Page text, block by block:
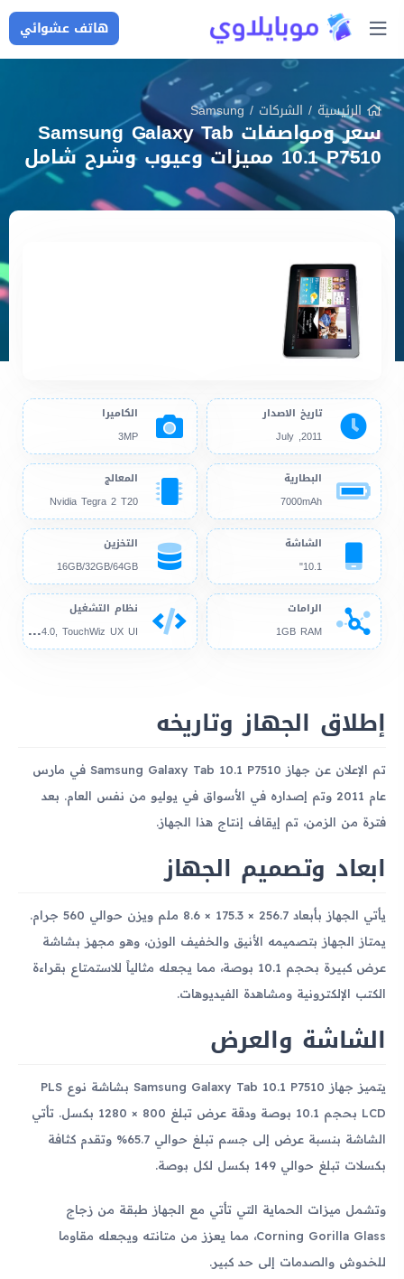
هاتف عشوائي
الرئيسية/ الشركات /
Samsung
سعر ومواصفات Samsung Galaxy Tab
10.1 P7510 مميزات وعيوب وشرح شامل
تاريخ الاصدار
2011, July
الكاميرا
3MP
البطارية
7000mAh
المعالج
Nvidia Tegra 2 T20
الشاشة
10.1"
التخزين
16GB/32GB/64GB
الرامات
1GB RAM
نظام التشغيل
And
roid 3.0, up to 4.0, TouchWiz UX UI
إطلاق الجهاز وتاريخه
تم الإعلان عن جهاز Samsung Galaxy Tab 10.1 P7510 في مارس
عام 2011 وتم إصداره في الأسواق في يوليو من نفس العام. بعد
فترة من الزمن، تم إيقاف إنتاج هذا الجهاز.
ابعاد وتصميم الجهاز
يأتي الجهاز بأبعاد 256.7 × 175.3 × 8.6 ملم ويزن حوالي 560 جرام.
يمتاز الجهاز بتصميمه الأنيق والخفيف الوزن، وهو مجهز بشاشة
عرض كبيرة بحجم 10.1 بوصة، مما يجعله مثالياً للاستمتاع بقراءة
الكتب الإلكترونية ومشاهدة الفيديوهات.
الشاشة والعرض
يتميز جهاز Samsung Galaxy Tab 10.1 P7510 بشاشة نوع PLS
LCD بحجم 10.1 بوصة ودقة عرض تبلغ 800 × 1280 بكسل. تأتي
الشاشة بنسبة عرض إلى جسم تبلغ حوالي 65.7% وتقدم كثافة
بكسلات تبلغ حوالي 149 بكسل لكل بوصة.
وتشمل ميزات الحماية التي تأتي مع الجهاز طبقة من زجاج
Corning Gorilla Glass، مما يعزز من متانته ويجعله مقاوما
للخدوش والصدمات إلى حد كبير.